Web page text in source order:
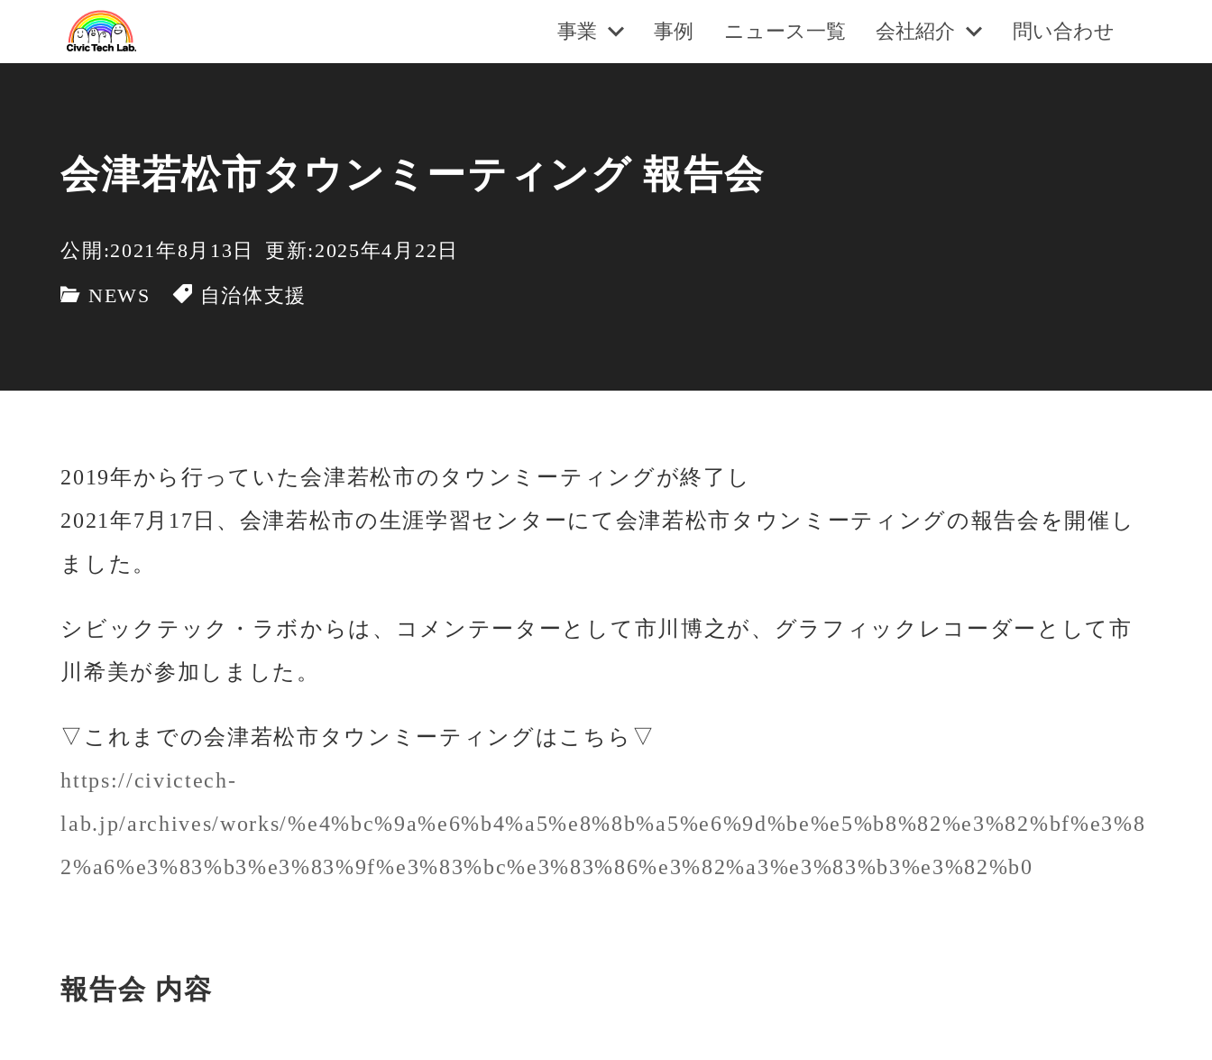
事業 事例 ニュース一覧 会社紹介 問い合わせ
会津若松市タウンミーティング 報告会
公開:2021年8月13日 更新:2025年4月22日
NEWS 自治体支援
2019年から行っていた会津若松市のタウンミーティングが終了し
2021年7月17日、会津若松市の生涯学習センターにて会津若松市タウンミーティングの報告会を開催し
ました。
シビックテック・ラボからは、コメンテーターとして市川博之が、グラフィックレコーダーとして市
川希美が参加しました。
▽これまでの会津若松市タウンミーティングはこちら▽
https://civictech-
lab.jp/archives/works/%e4%bc%9a%e6%b4%a5%e8%8b%a5%e6%9d%be%e5%b8%82%e3%82%bf%e3%8
2%a6%e3%83%b3%e3%83%9f%e3%83%bc%e3%83%86%e3%82%a3%e3%83%b3%e3%82%b0
報告会 内容